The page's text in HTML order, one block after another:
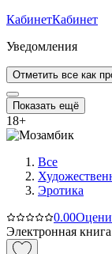
КабинетКабинет
Уведомления
Отметить все как
Показать ещё
18+
Все
Эротика
0.00
Электронная книга